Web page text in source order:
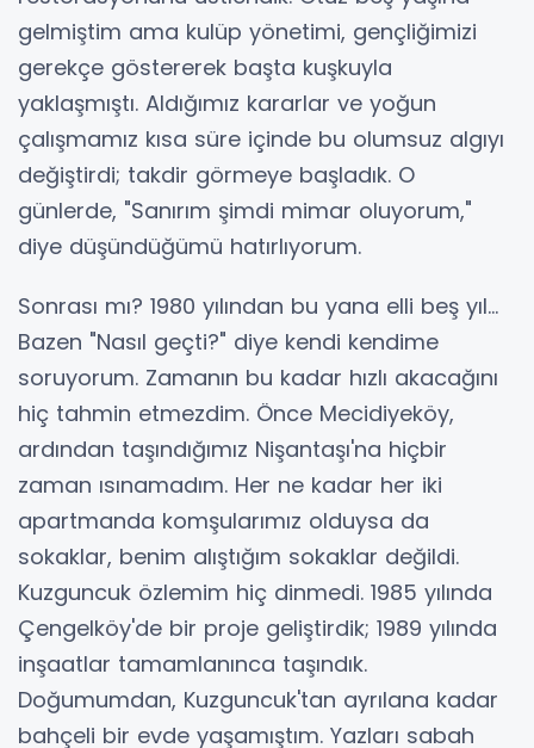
gelmiştim ama kulüp yönetimi, gençliğimizi
gerekçe göstererek başta kuşkuyla
yaklaşmıştı. Aldığımız kararlar ve yoğun
çalışmamız kısa süre içinde bu olumsuz algıyı
değiştirdi; takdir görmeye başladık. O
günlerde, "Sanırım şimdi mimar oluyorum,"
diye düşündüğümü hatırlıyorum.
Sonrası mı? 1980 yılından bu yana elli beş yıl...
Bazen "Nasıl geçti?" diye kendi kendime
soruyorum. Zamanın bu kadar hızlı akacağını
hiç tahmin etmezdim. Önce Mecidiyeköy,
ardından taşındığımız Nişantaşı'na hiçbir
zaman ısınamadım. Her ne kadar her iki
apartmanda komşularımız olduysa da
sokaklar, benim alıştığım sokaklar değildi.
Kuzguncuk özlemim hiç dinmedi. 1985 yılında
Çengelköy'de bir proje geliştirdik; 1989 yılında
inşaatlar tamamlanınca taşındık.
Doğumumdan, Kuzguncuk'tan ayrılana kadar
bahçeli bir evde yaşamıştım. Yazları sabah